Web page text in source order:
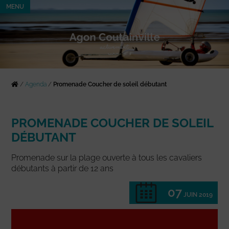
MENU
/Agenda / Promenade Coucher de soleil débutant
PROMENADE COUCHER DE SOLEIL
DÉBUTANT
Promenade sur la plage ouverte à tous les cavaliers
débutants à partir de 12 ans
07 JUIN 2019